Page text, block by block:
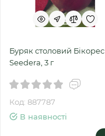
Буряк столовий Бікорес
Seedera, 3 г
Код: 887787
В наявності